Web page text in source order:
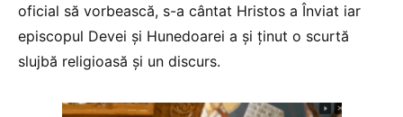
oficial să vorbească, s-a cântat Hristos a Înviat iar
episcopul Devei și Hunedoarei a și ținut o scurtă
slujbă religioasă și un discurs.